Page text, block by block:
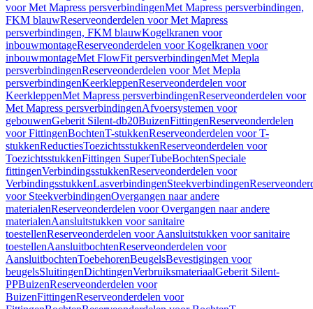
voor Met Mapress persverbindingenMet Mapress persverbindingen,
FKM blauwReserveonderdelen voor Met Mapress
persverbindingen, FKM blauwKogelkranen voor
inbouwmontageReserveonderdelen voor Kogelkranen voor
inbouwmontageMet FlowFit persverbindingenMet Mepla
persverbindingenReserveonderdelen voor Met Mepla
persverbindingenKeerkleppenReserveonderdelen voor
KeerkleppenMet Mapress persverbindingenReserveonderdelen voor
Met Mapress persverbindingenAfvoersystemen voor
gebouwenGeberit Silent-db20BuizenFittingenReserveonderdelen
voor FittingenBochtenT-stukkenReserveonderdelen voor T-
stukkenReductiesToezichtsstukkenReserveonderdelen voor
ToezichtsstukkenFittingen SuperTubeBochtenSpeciale
fittingenVerbindingsstukkenReserveonderdelen voor
VerbindingsstukkenLasverbindingenSteekverbindingen
voor SteekverbindingenOvergangen naar andere
materialenReserveonderdelen voor Overgangen naar andere
materialenAansluitstukken voor sanitaire
toestellenReserveonderdelen voor Aansluitstukken voor sanitaire
toestellenAansluitbochtenReserveonderdelen voor
AansluitbochtenToebehorenBeugelsBevestigingen voor
beugelsSluitingenDichtingenVerbruiksmateriaalGeberit Silent-
PPBuizenReserveonderdelen voor
BuizenFittingenReserveonderdelen voor